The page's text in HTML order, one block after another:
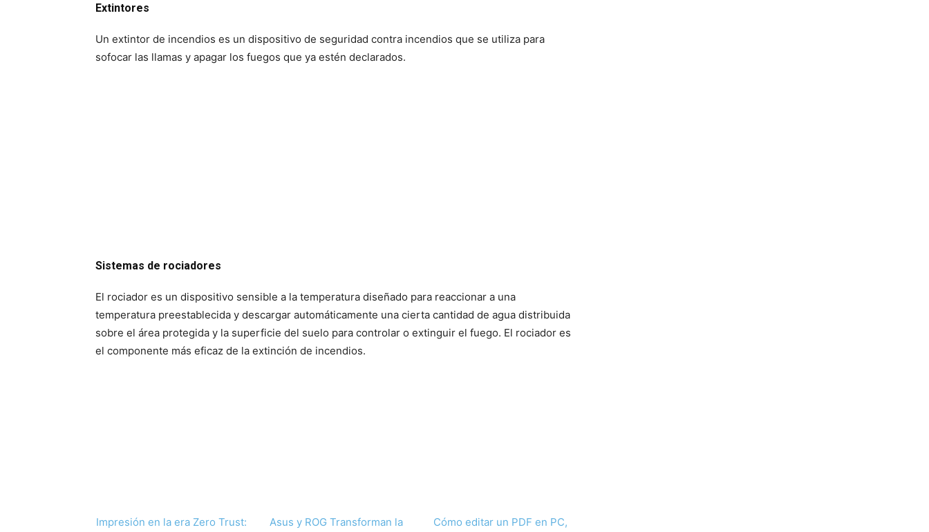
Extintores
Un extintor de incendios es un dispositivo de seguridad contra incendios que se utiliza para
sofocar las llamas y apagar los fuegos que ya estén declarados.
Sistemas de rociadores
El rociador es un dispositivo sensible a la temperatura diseñado para reaccionar a una
temperatura preestablecida y descargar automáticamente una cierta cantidad de agua distribuida
sobre el área protegida y la superficie del suelo para controlar o extinguir el fuego. El rociador es
el componente más eficaz de la extinción de incendios.
Impresión en la era Zero Trust:
Asus y ROG Transforman la
Cómo editar un PDF en PC,